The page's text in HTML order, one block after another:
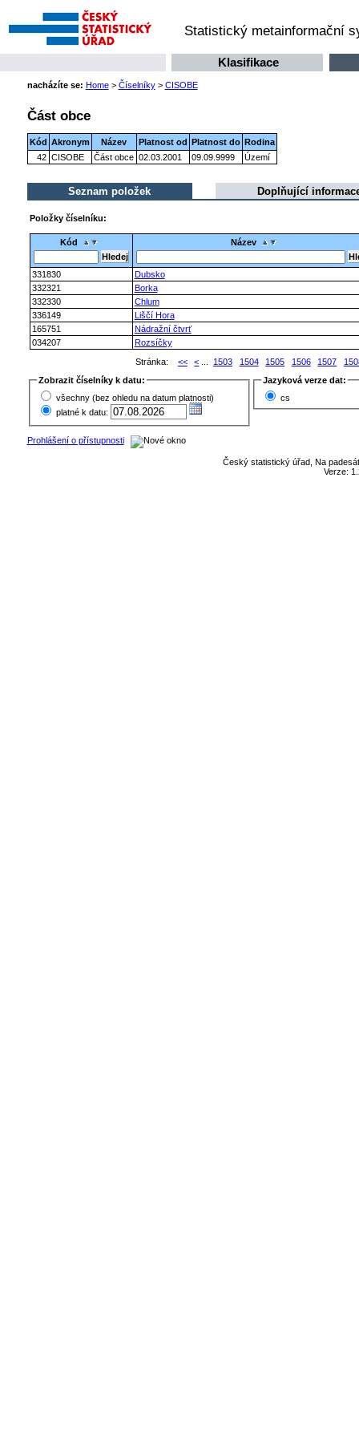
Statistický metainformační
Klasifikace
nacházíte se: Home> Číselníky> CISOBE
Část obce
Kód Akronym Název Platnost od Platnost do Rodina
42 CISOBE Část obce 02.03.2001 09.09.9999 Území
Seznam položek Doplňující
Položky číselníku:
Kód Název
331830
Dubsko
332321
Borka
332330
Chlum
336149
Liščí Hora
165751
Nádražní čtvrť
034207
Rozsíčky
Stránka:
<< < 1503 1504 1505 1506 1507
Zobrazit číselníky k datu:
všechny (bez ohledu na datum platnosti)
platné k datu:
Jazyková verze dat:
cs
Prohlášení o přístupnosti
Český statistický úřad, Na
Verze: